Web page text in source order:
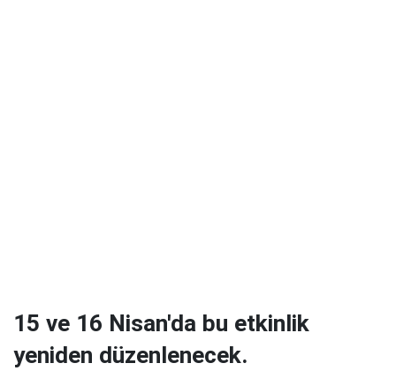
15 ve 16 Nisan'da bu etkinlik
yeniden düzenlenecek.